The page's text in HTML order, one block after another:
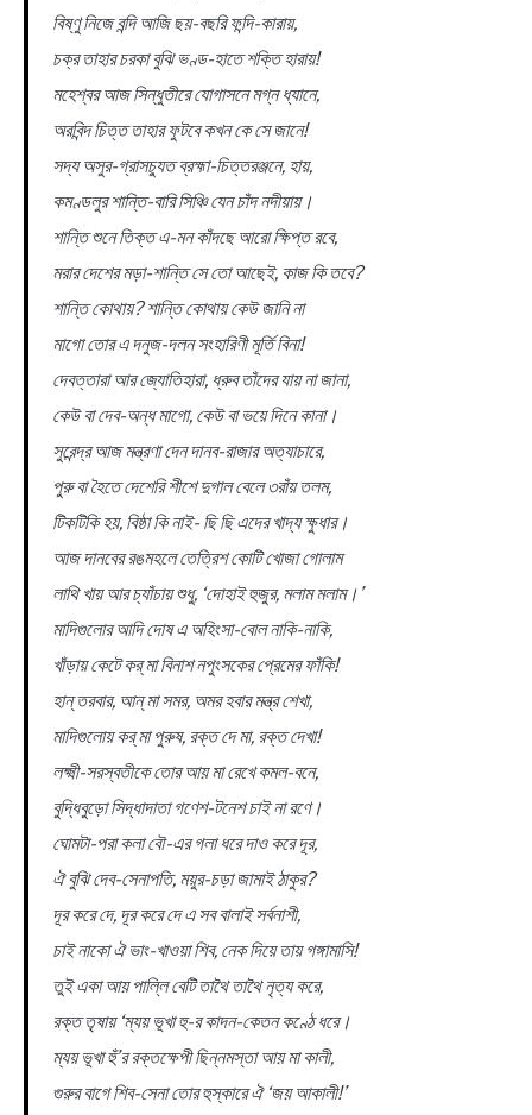
বিষ্ণু নিজে বন্দি আজি ছয়-বছরি ফন্দি-কারায়,
চক্র তাহার চরকা বুঝি ভণ্ড-হাতে শক্তি হারায়!
মহেশ্বর আজ সিন্ধুতীরে যোগাসনে মগ্ন ধ্যানে,
অরবিন্দ চিত্ত তাহার ফুটবে কখন কে সে জানে!
সদ্য অসুর-গ্রাসচ্যুত ব্রহ্মা-চিত্তরঞ্জনে, হায়,
কমণ্ডলুর শান্তি-বারি সিঞ্চি যেন চাঁদ নদীয়ায়।
শান্তি শুনে তিক্ত এ-মন কাঁদছে আরো ক্ষিপ্ত রবে,
মরার দেশের মড়া-শান্তি সে তো আছেই, কাজ কি তবে?
শান্তি কোথায়? শান্তি কোথায় কেউ জানি না
মাগো তোর এ দনুজ-দলন সংহারিণী মূর্তি বিনা!
দেবত্তারা আর জ্যোতিহারা, ধ্রুব তাঁদের যায় না জানা,
কেউ বা দেব-অন্ধ মাগো, কেউ বা ভয়ে দিনে কানা।
সুরেন্দ্র আজ মন্ত্রণা দেন দানব-রাজার অত্যাচারে,
পুরু বা হৈতে দেশেরি শীশে দুগাল বেলে ৩রাঁয় তলম,
টিকটিকি হয়, বিষ্ঠা কি নাই- ছি ছি এদের খাদ্য ক্ষুধার।
আজ দানবের রঙমহলে তেত্রিশ কোটি খোজা গোলাম
লাথি খায় আর চ্যাঁচায় শুধু, ‘দোহাই হুজুর, মলাম মলাম।’
মাদিগুলোর আদি দোষ এ অহিংসা-বোল নাকি-নাকি,
খাঁড়ায় কেটে কর্ মা বিনাশ নপুংসকের প্রেমের ফাঁকি!
হান্ তরবার, আন্ মা সমর, অমর হবার মন্ত্র শেখা,
মাদিগুলোয় কর্ মা পুরুষ, রক্ত দে মা, রক্ত দেখা!
লক্ষ্মী-সরস্বতীকে তোর আয় মা রেখে কমল-বনে,
বুদ্ধিবুড়ো সিদ্ধাদাতা গণেশ-টনেশ চাই না রণে।
ঘোমটা-পরা কলা বৌ-এর গলা ধরে দাও করে দূর,
ঐ বুঝি দেব-সেনাপতি, ময়ুর-চড়া জামাই ঠাকুর?
দূর করে দে, দূর করে দে এ সব বালাই সর্বনাশী,
চাই নাকো ঐ ভাং-খাওয়া শিব, নেক দিয়ে তায় গঙ্গামাসি!
তুই একা আয় পাল্লি বেটি তাথৈ তাথৈ নৃত্য করে,
রক্ত তৃষায় ‘ম্যয় ভূখা হু-র কাদন-কেতন কণ্ঠে ধরে।
ম্যয় ভূখা হুঁ’র রক্তক্ষেপী ছিন্নমস্তা আয় মা কালী,
গুরুর বাগে শিব-সেনা তোর হুস্কারে ঐ ‘জয় আকালী!’